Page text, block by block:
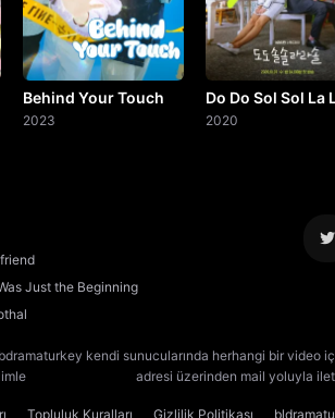
Behind Your Touch
2023
Do Do Sol Sol La
Sol
2020
Just the Beginning
kendi sunucularında herhangi bir video
adresi üzerinden mail yoluyla
Topluluk Kuralları Gizlilik Politikası